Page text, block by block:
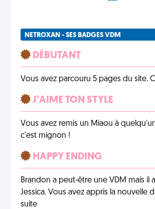
NETROXAN - SES BADGES VDM
DÉBUTANT
Vous avez parcouru 5 pages du site.
J’AIME TON STYLE
Vous avez remis un Miaou à
c'est mignon !
HAPPY ENDING
Brandon a peut-être une VDM mais il
Jessica. Vous avez appris la nouvelle
suite